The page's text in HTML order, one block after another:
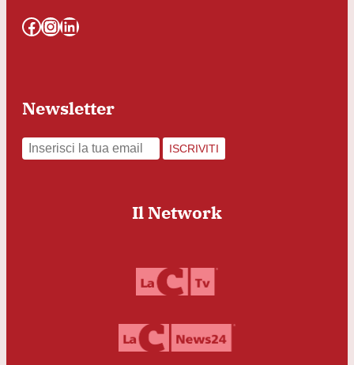
Facebook InstagramLinkedIn
Newsletter
ISCRIVITI
Il Network